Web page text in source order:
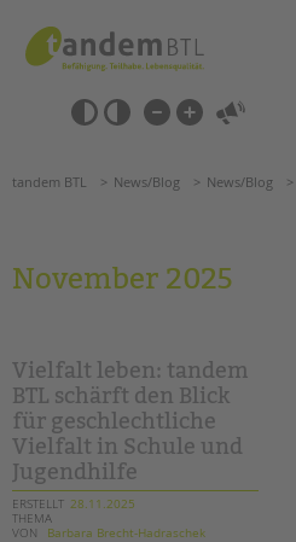
springen
Barrierefrei-
Einstellungen
überspringen
überspringen
Förderzentren
Kollegs
EFöB
Schulbezogene Sozialarbeit
Tagesgruppen
HILFEN ZUR ERZIEHUNG
tandem BTL News/Blog News/Blog
November 2025
Vielfalt leben: tandem
BTL schärft den Blick
für geschlechtliche
Vielfalt in Schule und
Jugendhilfe
ERSTELLT 28.11.2025
THEMA
VON
Barbara Brecht-Hadraschek